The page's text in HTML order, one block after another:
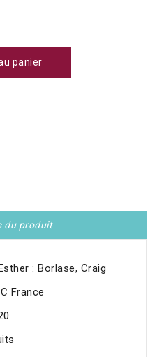
panier
du produit
: Borlase, Craig
France